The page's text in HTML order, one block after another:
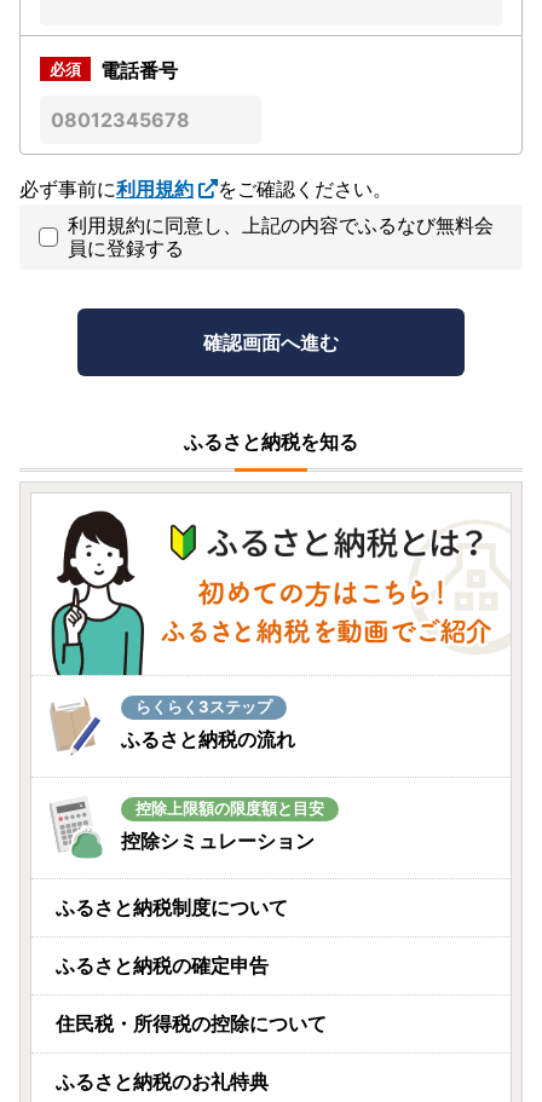
電話番号
必ず事前に利用規約
をご確認ください。
利用規約に同意し、上記の内容でふるなび無料会
員に登録する
ふるさと納税を知る
らくらく3ステップ
ふるさと納税の流れ
控除上限額の限度額と目安
控除シミュレーション
ふるさと納税制度について
ふるさと納税の確定申告
住民税・所得税の控除について
ふるさと納税のお礼特典